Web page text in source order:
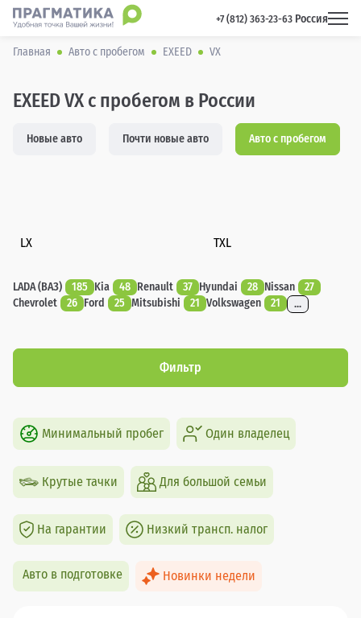
+7 (812) 363-23-63 Россия
Главная Авто с пробегом EXEED VX
EXEED VX с пробегом в России
Новые авто Почти новые авто Авто с пробегом
LX TXL
LADA (ВАЗ) 185 Kia 48 Renault 37 Hyundai 28 Nissan
27
Chevrolet
26 Ford 25 Mitsubishi 21 Volkswagen 21 ...
Фильтр
Минимальный пробег Один владелец
Крутые тачки Для большой семьи
На гарантии Низкий трансп. налог
Авто в подготовке Новинки недели